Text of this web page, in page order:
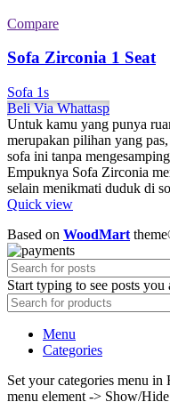
Compare
Sofa Zirconia 1 Seat
Sofa 1s
Beli Via Whattasp
Untuk kamu yang punya
merupakan pilihan yang
sofa ini tanpa
Empuknya Sofa Zirconia
selain menikmati duduk di
Quick view
Based on WoodMart
Start typing to see posts
Menu
Categories
Set your categories menu
menu element -> Show/